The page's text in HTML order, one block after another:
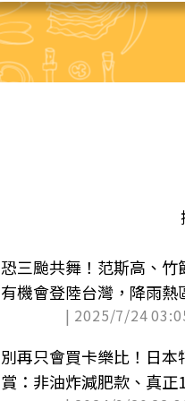
恐三颱共舞！范斯高、竹
有機會登陸台灣，降雨熱
| 2025/7/24
別再只會買卡樂比！日本
賞：非油炸減肥款、真正